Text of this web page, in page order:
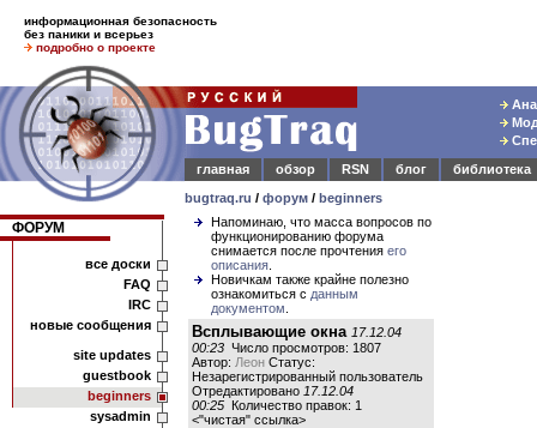
информационная безопасность
без паники и всерьез
подробно о проекте
главная
обзор RSN блог
библиотека
bugtraq.ru / форум / beginners
ФОРУМ
все доски
FAQ
IRC
новые сообщения
site updates
guestbook
beginners
sysadmin
Напоминаю, что масса вопросов по
функционированию форума
снимается после прочтения его
описания
Новичкам также крайне полезно
ознакомиться с данным
документом
Всплывающие окна 17.12.04
00:23 Число просмотров: 1807
Автор: Леон Статус:
Незарегистрированный пользователь
Отредактировано 17.12.04
00:25 Количество правок: 1
<"чистая" ссылка>